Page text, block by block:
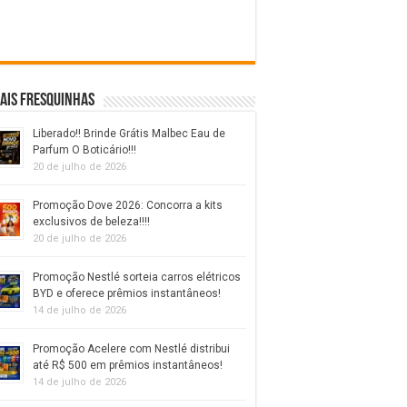
fresquinhas
Liberado!! Brinde Grátis Malbec Eau de
Parfum O Boticário!!!
20 de julho de 2026
Promoção Dove 2026: Concorra a kits
exclusivos de beleza!!!!
20 de julho de 2026
Promoção Nestlé sorteia carros elétricos
BYD e oferece prêmios instantâneos!
14 de julho de 2026
Promoção Acelere com Nestlé distribui
até R$ 500 em prêmios instantâneos!
14 de julho de 2026